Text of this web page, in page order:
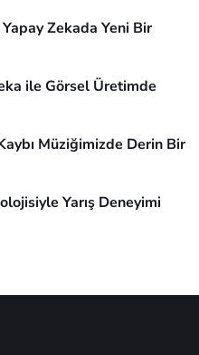
Zekada Yeni Bir
ile Görsel Üretimde
Müziğimizde Derin Bir
Yarış Deneyimi